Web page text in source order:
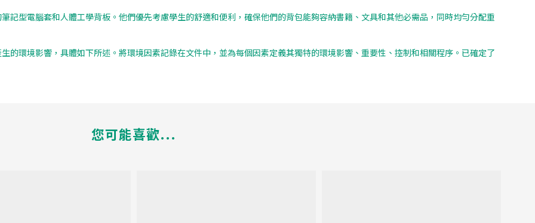
記型電腦套和人體工學背板。他們優先考慮學生的舒適和便利，確保他們的背包能夠容納書籍、文具和其他必需品，同時均勻分配重
的環境影響，具體如下所述。將環境因素記錄在文件中，並為每個因素定義其獨特的環境影響、重要性、控制和相關程序。已確定了
您可能喜歡...